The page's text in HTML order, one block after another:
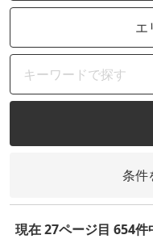
エ
条件
現在 27ページ目 654